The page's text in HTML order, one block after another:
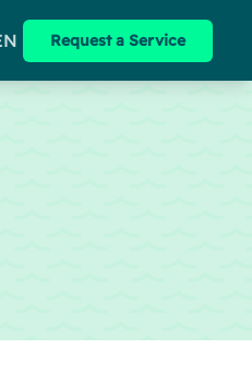
Request a Service